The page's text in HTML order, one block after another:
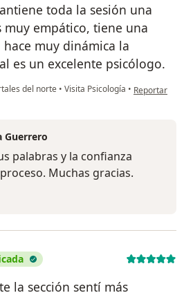
toda la sesión una
muy empático, tiene una
muy dinámica la
es un excelente psicólogo.
del norte • Visita Psicología • en opinión del
Reportar
Guerrero
palabras y la confianza
Muchas gracias.
la sección sentí más